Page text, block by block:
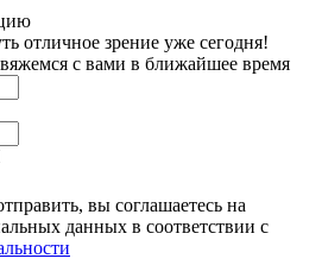
отличное зрение уже сегодня!
с вами в ближайшее время
вы соглашаетесь на
данных в соответствии с